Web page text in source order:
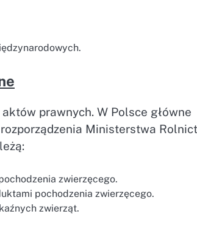
prawnych. W Polsce główne
Ministerstwa
zwierzęcego.
pochodzenia zwierzęcego.
zwierząt.